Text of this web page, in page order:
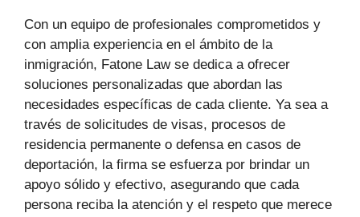
Con un equipo de profesionales comprometidos y
con amplia experiencia en el ámbito de la
inmigración, Fatone Law se dedica a ofrecer
soluciones personalizadas que abordan las
necesidades específicas de cada cliente. Ya sea a
través de solicitudes de visas, procesos de
residencia permanente o defensa en casos de
deportación, la firma se esfuerza por brindar un
apoyo sólido y efectivo, asegurando que cada
persona reciba la atención y el respeto que merece